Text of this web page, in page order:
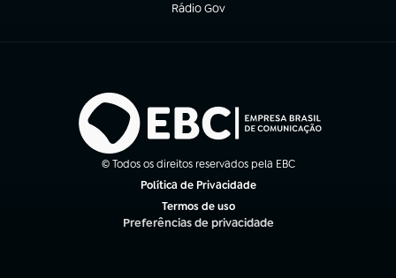
Rádio Gov
(abre em nova aba)
© Todos os direitos reservados pela EBC
Política de Privacidade
Termos de uso
(abre em nova aba)
Preferências de privacidade